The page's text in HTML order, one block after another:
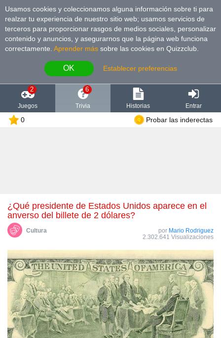
Usamos cookies y coleccionamos alguna información sobre ti para
realzar tu experiencia de nuestro sitio web; usamos servicios de
terceros para proporcionar rasgos de medios sociales, personalizar
contenido y anuncios, y asegurarnos que la página web funciona
correctamente. Aprender más sobre las cookies en Quizzclub.
OK Establecer preferencias
2
Juegos
6
Trivia Historias Entrar
0 Probar las inderectas
¿Qué presidente de Estados Unidos aparece en el
anverso del billete de 2 dólares?
Cultura por Mario Rodriguez
2.302.641 Visualizaciones